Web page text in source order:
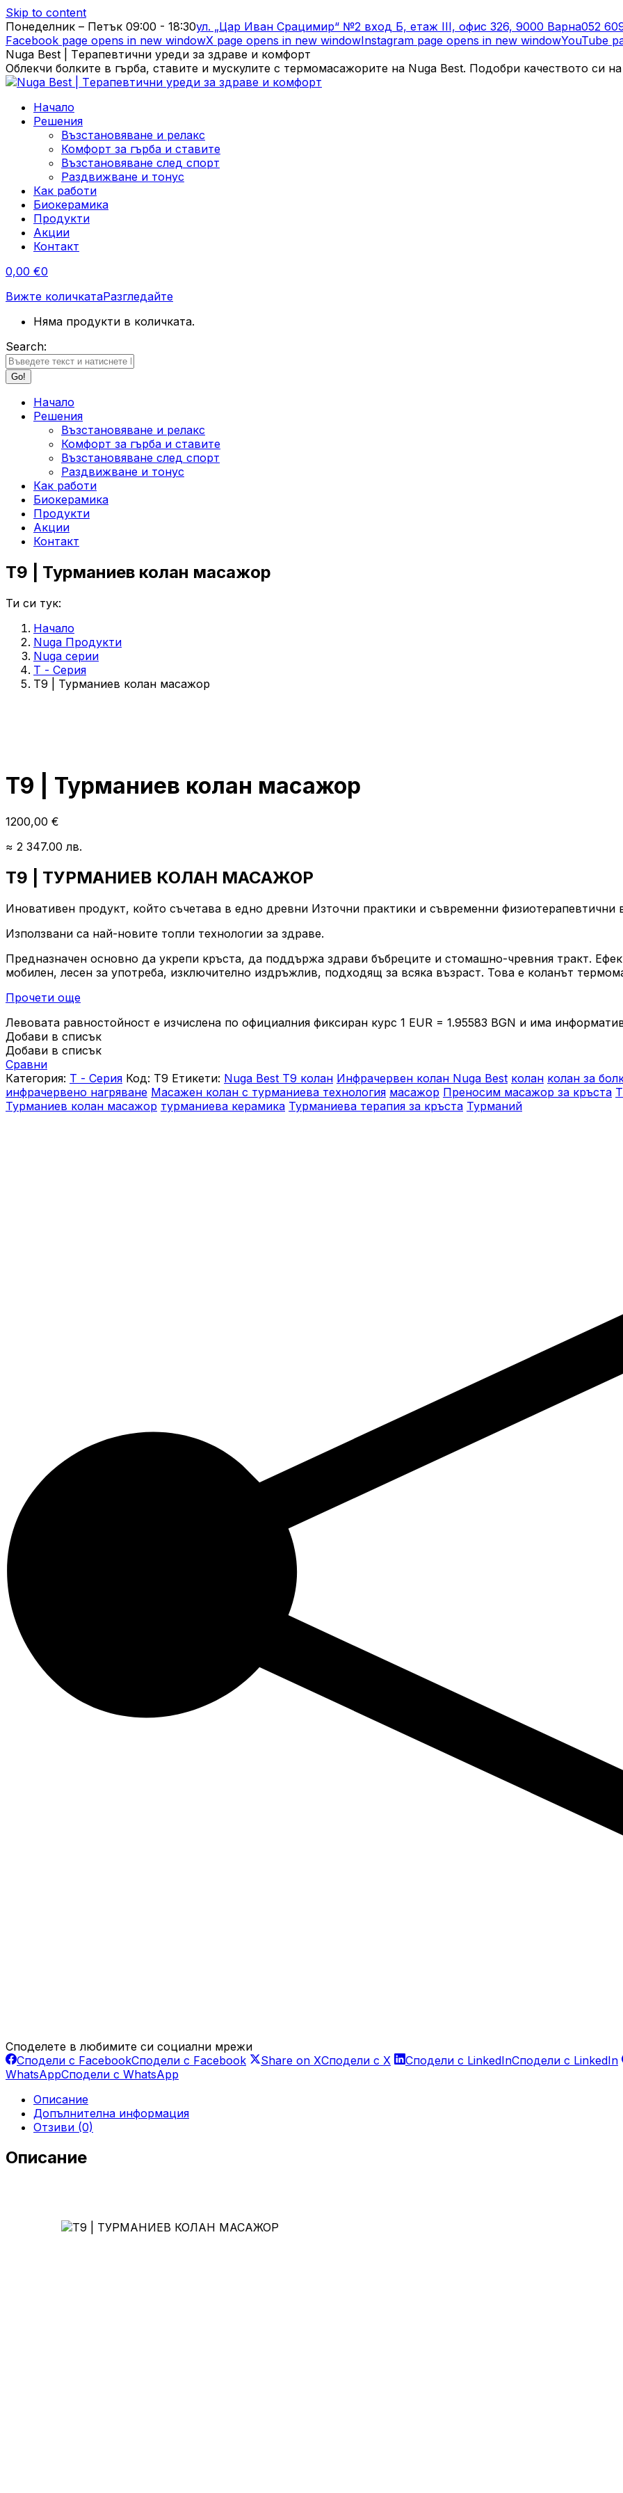
Skip to content
Понеделник – Петък 09:00 - 18:30ул. „Цар Иван Срацимир“ №2 вход Б, етаж III, офис 326, 9000 Варна052
Facebook page opens in new windowX page opens in new windowInstagram page opens in new windowYouTube
Nuga Best | Tерапевтични уреди за здраве и комфорт
Облекчи болките в гърба, ставите и мускулите с термомасажорите на Nuga Best. Подобри качеството си
Начало
Решения
Възстановяване и релакс
Комфорт за гърба и ставите
Възстановяване след спорт
Раздвижване и тонус
Как работи
Биокерамика
Продукти
Акции
Контакт
0,00 €0
Вижте количкатаРазгледайте
Няма продукти в количката.
Search:
Начало
Решения
Възстановяване и релакс
Комфорт за гърба и ставите
Възстановяване след спорт
Раздвижване и тонус
Как работи
Биокерамика
Продукти
Акции
Контакт
T9 | Турманиев колан масажор
Ти си тук:
Начало
Nuga Продукти
Nuga серии
Т - Серия
T9 | Турманиев колан масажор
T9 | Турманиев колан масажор
1200,00 €
≈ 2 347.00 лв.
T9 | ТУРМАНИЕВ КОЛАН МАСАЖОР
Иновативен продукт, който съчетава в едно древни Източни практики и съвременни физиотерапевтични
Използвани са най-новите топли технологии за здраве.
Предназначен основно да укрепи кръста, да поддържа здрави бъбреците и стомашно-чревния тракт.
мобилен, лесен за употреба, изключително издръжлив, подходящ за всяка възраст. Това е коланът
Прочети още
Левовата равностойност е изчислена по официалния фиксиран курс 1 EUR = 1.95583 BGN и има
Добави в списък
Добави в списък
Сравни
Категория: Т - Серия Код: Т9 Етикети: Nuga Best T9 колан Инфрачервен колан Nuga Best колан колан за
инфрачервено нагряване Масажен колан с турманиева технология масажор Преносим масажор за кръста
Турманиев колан масажор турманиева керамика Турманиева терапия за кръста Турманий
Споделете в любимите си социални мрежи
Сподели с FacebookСподели с Facebook Share on XСподели с X Сподели с LinkedInСподели с LinkedIn
WhatsAppСподели с WhatsApp
Описание
Допълнителна информация
Отзиви (0)
Описание